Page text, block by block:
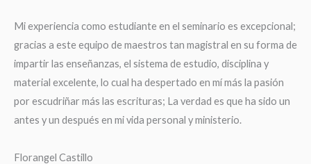
Mi experiencia como estudiante en el seminario es excepcional;
gracias a este equipo de maestros tan magistral en su forma de
impartir las enseñanzas, el sistema de estudio, disciplina y
material excelente, lo cual ha despertado en mí más la pasión
por escudriñar más las escrituras; La verdad es que ha sido un
antes y un después en mi vida personal y ministerio.
Florangel Castillo